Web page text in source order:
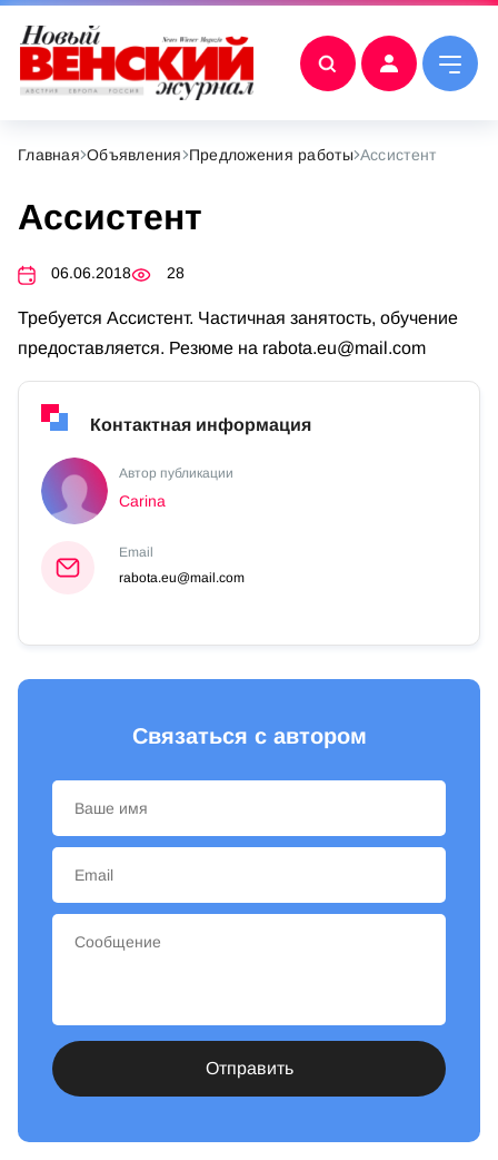
Главная Объявления Предложения работы Ассистент
Ассистент
06.06.2018 28
Требуется Ассистент. Частичная занятость, обучение
предоставляется. Резюме на rabota.eu@mail.com
Контактная информация
Автор публикации
Carina
Email
rabota.eu@mail.com
Связаться с автором
Отправить